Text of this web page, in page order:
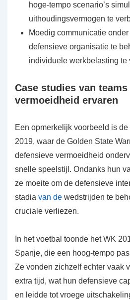
hoge-tempo scenario’s
uithoudingsvermogen te
Moedig communicatie
defensieve organisatie te
individuele werkbelasting te
Case studies van
vermoeidheid ervaren
Een opmerkelijk voorbeeld is
2019, waar de Golden State
defensieve vermoeidheid
snelle speelstijl. Ondanks hun
ze moeite om de defensieve
stadia van de wedstrijden te
cruciale verliezen.
In het voetbal toonde het WK
Spanje, die een hoog-tempo
Ze vonden zichzelf echter vaak
extra tijd, wat hun defensieve
en leidde tot vroege